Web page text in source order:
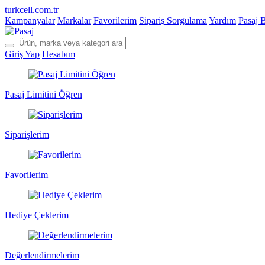
turkcell.com.tr
Kampanyalar Markalar Favorilerim Sipariş Sorgulama Yardım Pasaj
Giriş Yap Hesabım
Pasaj Limitini Öğren
Siparişlerim
Favorilerim
Hediye Çeklerim
Değerlendirmelerim